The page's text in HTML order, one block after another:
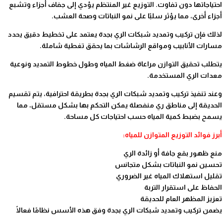
احتياجاتها دون تفاوت. التوزيع غير المنتظم يؤدي إلى جفاف أجزاء وتشبع
أجزاء أخرى، مما يؤثر سلبًا على نمو النباتات وصحة العشب.
لذلك فإن تركيب وتمديد شبكات الري بجدة يعتمد على تخطيط دقيق يحدد
مسارات الأنابيب ومواقع الرشاشات بما يحقق تغطية شاملة.
يتطلب تحقيق التوازن مراعاة ضغط المياه وطول خطوط التمديد ونوعية
معدات الري المستخدمة.
وعند تنفيذ تركيب وتمديد شبكات الري بجدة بطريقة احترافية، يتم تقسيم
الحديقة إلى مناطق ري منفصلة يمكن التحكم بها بشكل مستقل، مما
يسمح بضبط كمية المياه حسب احتياجات كل مساحة.
أبرز فوائد التوزيع المتوازن للمياه:
منع ظهور بقع جافة أو زائدة الري
تحسين نمو النباتات بشكل متجانس
تقليل استهلاك المياه غير الضروري
الحفاظ على استقرار التربة
تعزيز المظهر العام للحديقة
يضمن تركيب وتمديد شبكات الري بجدة وفق هذه الأسس نظامًا فعالًا